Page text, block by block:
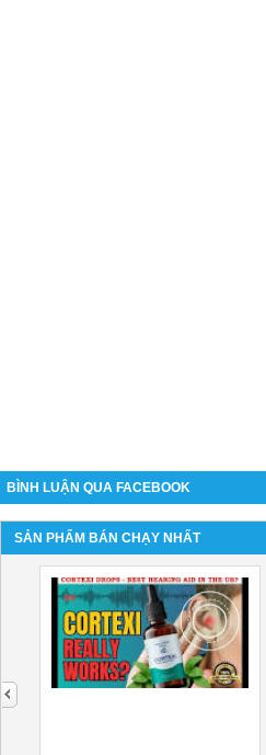
BÌNH LUẬN QUA FACEBOOK
SẢN PHẨM BÁN CHẠY NHẤT
next